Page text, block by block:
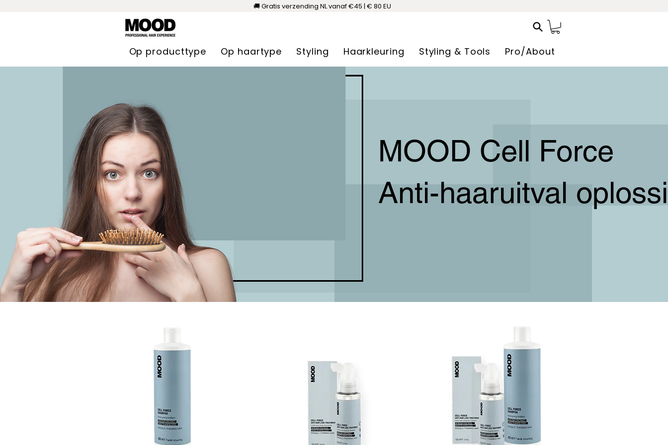
🚚 Gratis verzending NL vanaf €45 | € 80 EU
Op producttype Op haartype Styling Haarkleuring Styling & Tools Pro/About
MOOD Cell Force
Anti-haaruitval